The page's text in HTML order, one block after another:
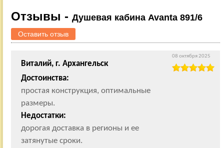
Отзывы - Душевая кабина Avanta 891/6
Оставить отзыв
Виталий, г. Архангельск
Достоинства:
простая конструкция, оптимальные
размеры.
Недостатки:
дорогая доставка в регионы и ее
затянутые сроки.
08 октября 2025